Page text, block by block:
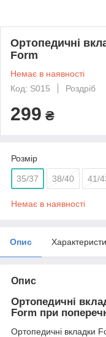
Ортопедичні
Form
Немає в наявності
Код: S015
Роздріб
299 ₴
Розмір
35/37 38/40 41/
Немає в наявності
Опис
Опис
Ортопедичні
Form при
Ортопедичні вкладки